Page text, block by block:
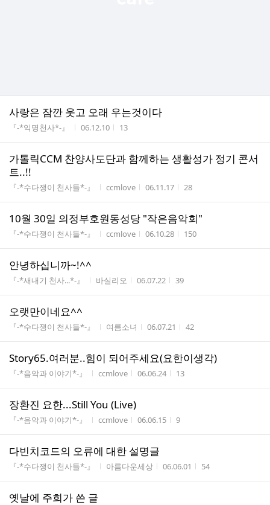
사랑은 잠깐 웃고 오래 우는것이다
게시판명
『-*익명천사*-』 작성시간
06.12.10 조회수
13
가톨릭CCM 찬양사도단과 함께하는 생활성가 정기 콘서
트..!!
게시판명
『-*수다쟁이 천사들*-』 작성자
ccmlove 작성시간
06.11.17 조회수
28
10월 30일 의정부호원동성당 "작은음악회"
게시판명
『-*수다쟁이 천사들*-』 작성자
ccmlove 작성시간
06.10.28 조회수
150
안녕하십니까~!^^
게시판명
『-*새내기 천사...*-』 작성자
바실리오 작성시간
06.07.22 조회수
39
오랫만이네요^^
게시판명
『-*수다쟁이 천사들*-』 작성자
여름소녀 작성시간
06.07.21 조회수
42
Story65.여러분..힘이 되어주세요(요한이생각)
게시판명
『-*음악과 이야기*-』 작성자
ccmlove 작성시간
06.06.24 조회수
13
장환진 요한...Still You (Live)
게시판명
『-*음악과 이야기*-』 작성자
ccmlove 작성시간
06.06.15 조회수
9
다빈치코드의 오류에 대한 설명글
게시판명
『-*수다쟁이 천사들*-』 작성자
아름다운세상 작성시간
06.06.01 조회수
54
옛날에 주희가 쓴 글